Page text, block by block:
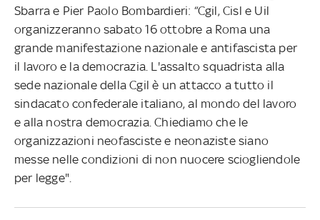
Sbarra e Pier Paolo Bombardieri: “Cgil, Cisl e Uil
organizzeranno sabato 16 ottobre a Roma una
grande manifestazione nazionale e antifascista per
il lavoro e la democrazia. L'assalto squadrista alla
sede nazionale della Cgil è un attacco a tutto il
sindacato confederale italiano, al mondo del lavoro
e alla nostra democrazia. Chiediamo che le
organizzazioni neofasciste e neonaziste siano
messe nelle condizioni di non nuocere sciogliendole
per legge".